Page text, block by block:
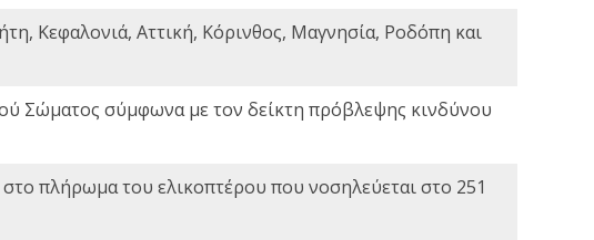
Κεφαλονιά, Αττική, Κόρινθος, Μαγνησία, Ροδόπη και
Σώματος σύμφωνα με τον δείκτη πρόβλεψης κινδύνου
πλήρωμα του ελικοπτέρου που νοσηλεύεται στο 251